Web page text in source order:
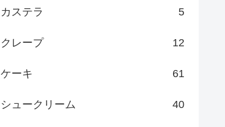
カステラ 5
クレープ 12
ケーキ 61
シュークリーム 40